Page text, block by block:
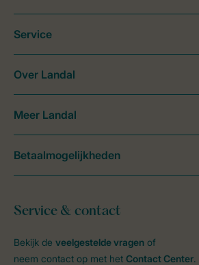
Service & contact
Bekijk de veelgestelde vragen of
neem contact op met het Contact Center.
Service
Over Landal
Meer Landal
Betaalmogelijkheden